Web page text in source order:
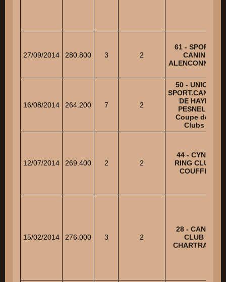
27/09/2014 280.800 3 2
61 - SPORT
CANIN
ALENCONNAIS
16/08/2014 264.200 7 2
50 - UNION
SPORT.CANINE
DE HAYE
PESNEL -
Coupe des
Clubs
12/07/2014 269.400 2 2
44 - CYNO
RING CLUB
COUFFE
15/02/2014 276.000 3 2
28 - CANIS
CLUB
CHARTRAIN